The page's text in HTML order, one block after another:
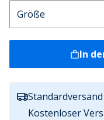
In
Kostenloser